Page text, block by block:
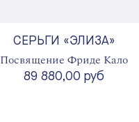
СЕРЬГИ «ЭЛИЗА»
Посвящение Фриде Кало
89 880,00 руб